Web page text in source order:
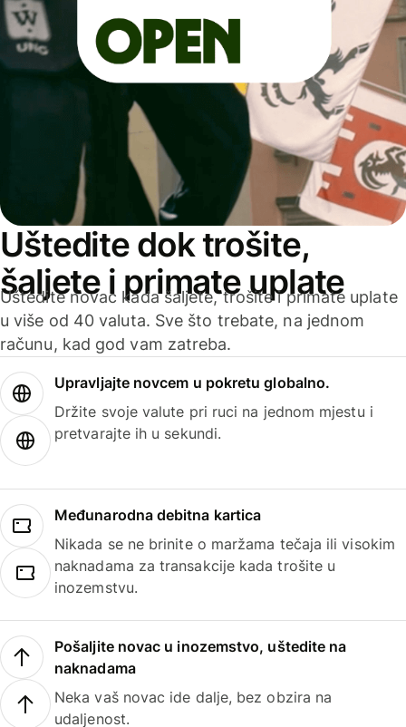
Uštedite dok trošite,
šaljete i primate uplate
Uštedite novac kada šaljete, trošite i primate uplate
u više od 40 valuta. Sve što trebate, na jednom
računu, kad god vam zatreba.
Upravljajte novcem u pokretu globalno.
Držite svoje valute pri ruci na jednom mjestu i
pretvarajte ih u sekundi.
Međunarodna debitna kartica
Nikada se ne brinite o maržama tečaja ili visokim
naknadama za transakcije kada trošite u
inozemstvu.
Pošaljite novac u inozemstvo, uštedite na
naknadama
Neka vaš novac ide dalje, bez obzira na
udaljenost.